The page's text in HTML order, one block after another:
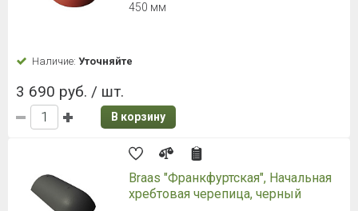
Обустройство торцов конька. 2,9 кг.
Наличие: Уточняйте
1 990 руб. / шт.
В корзину
Торцевая черепица Braas
Франкфуртская, вишня